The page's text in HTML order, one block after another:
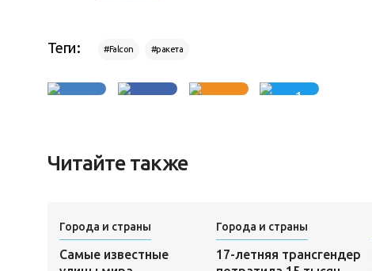
Теги: #Falcon #ракета
1
Читайте также
Города и страны
Самые известные
Города и страны
17-летняя трансгендер